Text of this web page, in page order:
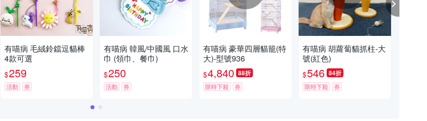
有喵病 毛絨鈴鐺逗貓棒
4款可選
$259
活動 券
有喵病 韓風/中國風 口水
巾 (領巾、餐巾)
$250
活動 券
有喵病 豪華四層貓籠(特
大)-型號936
$4,840 88折
限時下殺 券
有喵病 胡蘿蔔貓抓柱-大
號(紅色)
$546 84折
限時下殺 券